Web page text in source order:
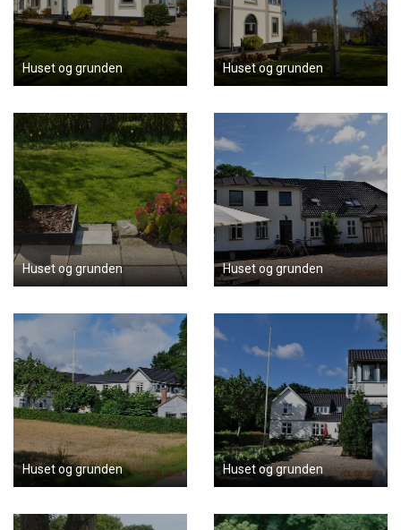
Huset og grunden Huset og grunden
Huset og grunden Huset og grunden
Huset og grunden Huset og grunden